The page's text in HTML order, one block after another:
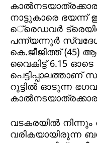
നാട്ടുകാരെ
െ്രെഡവര്‍ ട്രെയിന്‍
പന്ന്യന്നൂര്‍
കെ.ജീജിത്ത് (45)
വൈകിട്ട് 6.15
പെട്ടിപ്പാലത്താണ്
റൂട്ടില്‍ ഓടുന്ന
വടകരയില്‍ നിന്നും
വരികയായിരുന്ന